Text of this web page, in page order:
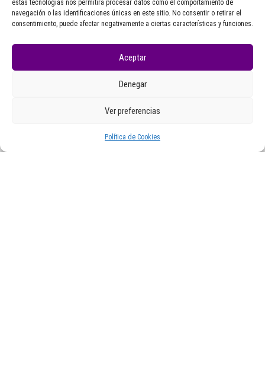
estas tecnologías nos permitirá procesar datos como el comportamiento de
navegación o las identificaciones únicas en este sitio. No consentir o retirar el
consentimiento, puede afectar negativamente a ciertas características y funciones.
Aceptar
Denegar
Ver preferencias
Política de Cookies